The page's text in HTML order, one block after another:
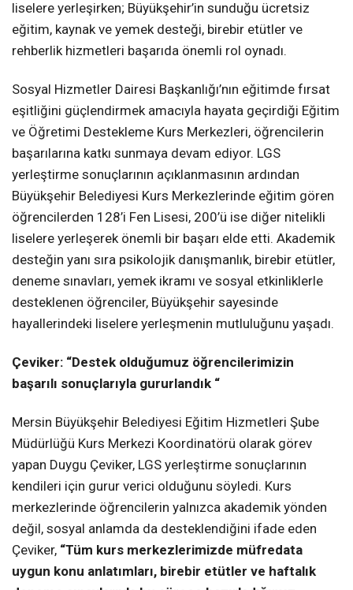
liselere yerleşirken; Büyükşehir’in sunduğu ücretsiz
eğitim, kaynak ve yemek desteği, birebir etütler ve
rehberlik hizmetleri başarıda önemli rol oynadı.
Sosyal Hizmetler Dairesi Başkanlığı’nın eğitimde fırsat
eşitliğini güçlendirmek amacıyla hayata geçirdiği Eğitim
ve Öğretimi Destekleme Kurs Merkezleri, öğrencilerin
başarılarına katkı sunmaya devam ediyor. LGS
yerleştirme sonuçlarının açıklanmasının ardından
Büyükşehir Belediyesi Kurs Merkezlerinde eğitim gören
öğrencilerden 128’i Fen Lisesi, 200’ü ise diğer nitelikli
liselere yerleşerek önemli bir başarı elde etti. Akademik
desteğin yanı sıra psikolojik danışmanlık, birebir etütler,
deneme sınavları, yemek ikramı ve sosyal etkinliklerle
desteklenen öğrenciler, Büyükşehir sayesinde
hayallerindeki liselere yerleşmenin mutluluğunu yaşadı.
Çeviker: “Destek olduğumuz öğrencilerimizin
başarılı sonuçlarıyla gururlandık “
Mersin Büyükşehir Belediyesi Eğitim Hizmetleri Şube
Müdürlüğü Kurs Merkezi Koordinatörü olarak görev
yapan Duygu Çeviker, LGS yerleştirme sonuçlarının
kendileri için gurur verici olduğunu söyledi. Kurs
merkezlerinde öğrencilerin yalnızca akademik yönden
değil, sosyal anlamda da desteklendiğini ifade eden
Çeviker, “Tüm kurs merkezlerimizde müfredata
uygun konu anlatımları, birebir etütler ve haftalık